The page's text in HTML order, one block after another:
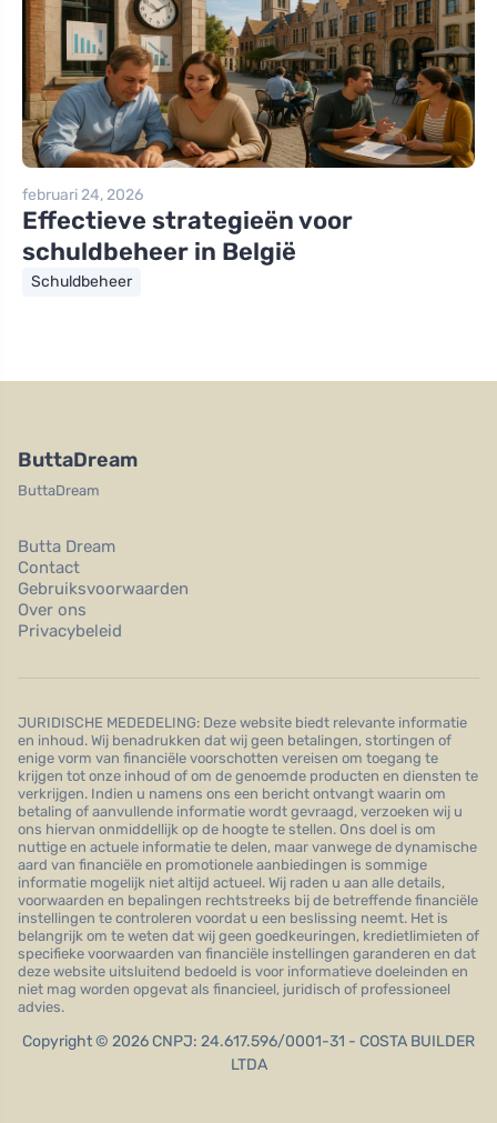
februari 24, 2026
Effectieve strategieën voor
schuldbeheer in België
Schuldbeheer
ButtaDream
ButtaDream
Butta Dream
Contact
Gebruiksvoorwaarden
Over ons
Privacybeleid
JURIDISCHE MEDEDELING: Deze website biedt relevante informatie
en inhoud. Wij benadrukken dat wij geen betalingen, stortingen of
enige vorm van financiële voorschotten vereisen om toegang te
krijgen tot onze inhoud of om de genoemde producten en diensten te
verkrijgen. Indien u namens ons een bericht ontvangt waarin om
betaling of aanvullende informatie wordt gevraagd, verzoeken wij u
ons hiervan onmiddellijk op de hoogte te stellen. Ons doel is om
nuttige en actuele informatie te delen, maar vanwege de dynamische
aard van financiële en promotionele aanbiedingen is sommige
informatie mogelijk niet altijd actueel. Wij raden u aan alle details,
voorwaarden en bepalingen rechtstreeks bij de betreffende financiële
instellingen te controleren voordat u een beslissing neemt. Het is
belangrijk om te weten dat wij geen goedkeuringen, kredietlimieten of
specifieke voorwaarden van financiële instellingen garanderen en dat
deze website uitsluitend bedoeld is voor informatieve doeleinden en
niet mag worden opgevat als financieel, juridisch of professioneel
advies.
Copyright © 2026 CNPJ: 24.617.596/0001-31 - COSTA BUILDER
LTDA